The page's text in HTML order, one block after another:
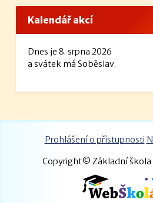
Kalendář akcí
Dnes je 8. srpna 2026
a svátek má Soběslav.
Prohlášení o přístupnosti
Copyright© Základní